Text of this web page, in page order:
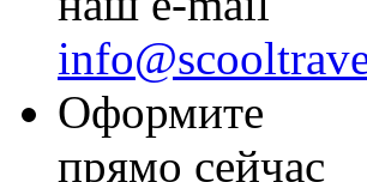
Оформите
прямо сейчас